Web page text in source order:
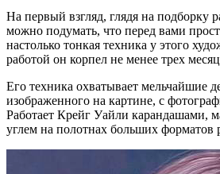
На первый взгляд, глядя на подборку
можно подумать, что перед вами
настолько тонкая техника у этого
работой он корпел не менее трех
Его техника охватывает мельчайшие
изображенного на картине, с
Работает Крейг Уайли карандашами,
углем на полотнах больших форматов